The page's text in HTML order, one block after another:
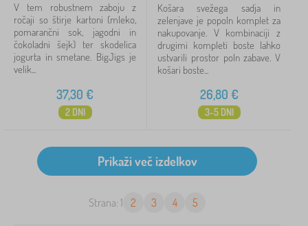
V tem robustnem zaboju z
ročaji so štirje kartoni (mleko,
pomarančni sok, jagodni in
čokoladni šejk) ter skodelica
jogurta in smetane. BigJigs je
velik...
37,30 €
2 DNI
Košara svežega sadja in
zelenjave je popoln komplet za
nakupovanje. V kombinaciji z
drugimi kompleti boste lahko
ustvarili prostor poln zabave. V
košari boste...
26,80 €
3-5 DNI
Strana: 1 2 3 4 5